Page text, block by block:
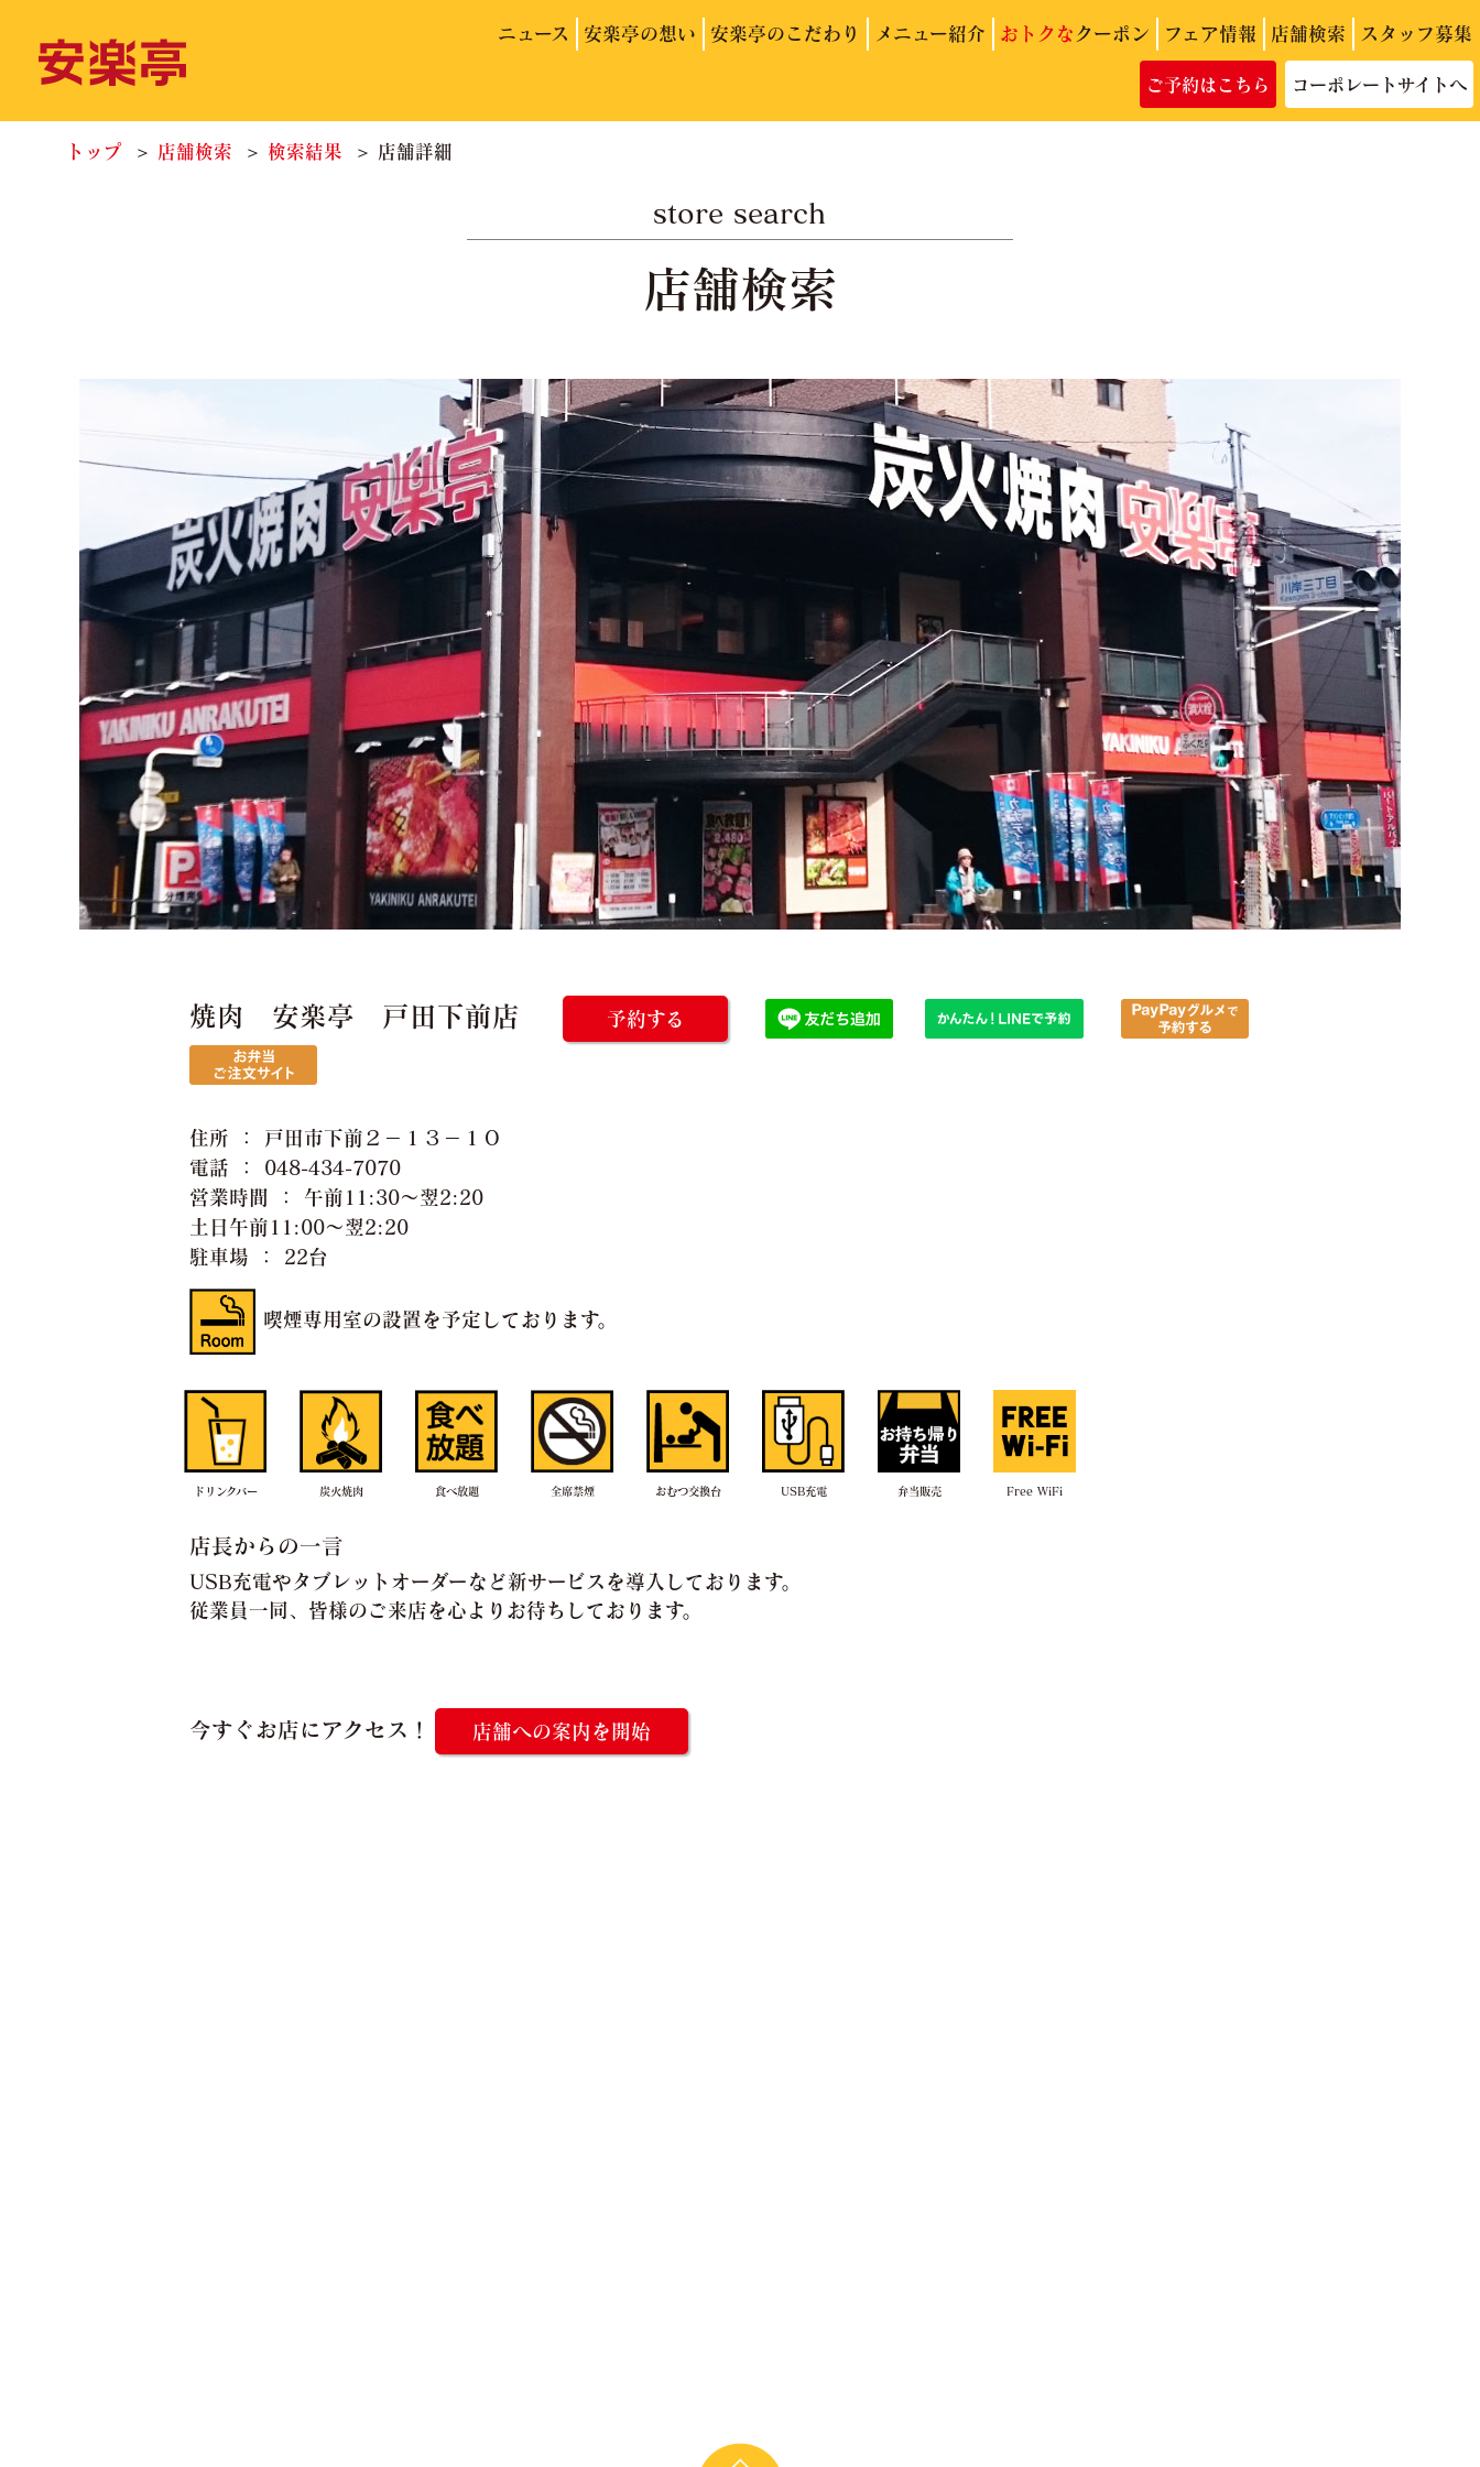
ニュース 安楽亭の想い 安楽亭のこだわり メニュー紹介 おトクなクーポン フェア情報 店舗検索 スタッフ募集
ご予約はこちら コーポレートサイトへ
トップ 店舗検索 検索結果 店舗詳細
store search
店舗検索
焼肉 安楽亭 戸田下前店 予約する
住所 ： 戸田市下前２−１３−１０
電話 ： 048-434-7070
営業時間 ： 午前11:30〜翌2:20
土日午前11:00〜翌2:20
駐車場 ： 22台
喫煙専用室の設置を予定しております。
ドリンクバー 炭火焼肉 食べ放題 全席禁煙 おむつ交換台 USB充電 弁当販売 Free WiFi
店長からの一言
USB充電やタブレットオーダーなど新サービスを導入しております。
従業員一同、皆様のご来店を心よりお待ちしております。
今すぐお店にアクセス！ 店舗への案内を開始